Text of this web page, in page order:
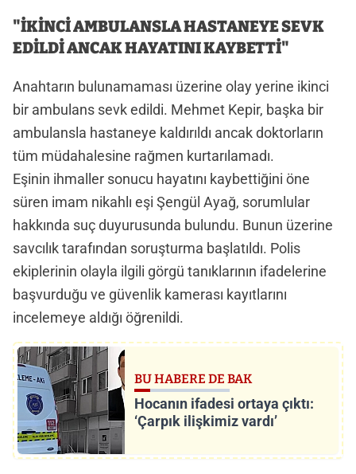
"İKİNCİ AMBULANSLA HASTANEYE SEVK
EDİLDİ ANCAK HAYATINI KAYBETTİ"
Anahtarın bulunamaması üzerine olay yerine ikinci
bir ambulans sevk edildi. Mehmet Kepir, başka bir
ambulansla hastaneye kaldırıldı ancak doktorların
tüm müdahalesine rağmen kurtarılamadı.
Eşinin ihmaller sonucu hayatını kaybettiğini öne
süren imam nikahlı eşi Şengül Ayağ, sorumlular
hakkında suç duyurusunda bulundu. Bunun üzerine
savcılık tarafından soruşturma başlatıldı. Polis
ekiplerinin olayla ilgili görgü tanıklarının ifadelerine
başvurduğu ve güvenlik kamerası kayıtlarını
incelemeye aldığı öğrenildi.
BU HABERE DE BAK
Hocanın ifadesi ortaya çıktı:
‘Çarpık ilişkimiz vardı’